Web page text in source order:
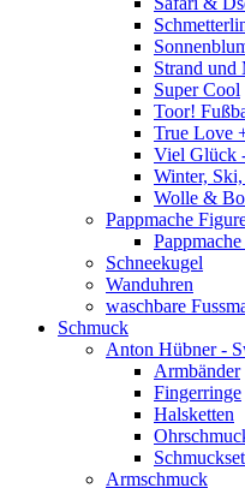
Strand und
Super Cool
Toor!
True Love
Viel Glück
Winter,
Wolle &
Pappmache
Schneekugel
Wanduhren
waschbare
Schmuck
Anton Hübner -
Armbänder
Fingerringe
Halsketten
Armschmuck